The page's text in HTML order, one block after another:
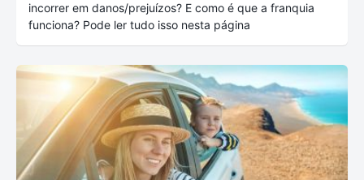
incorrer em danos/prejuízos? E como é que a franquia
funciona? Pode ler tudo isso nesta página